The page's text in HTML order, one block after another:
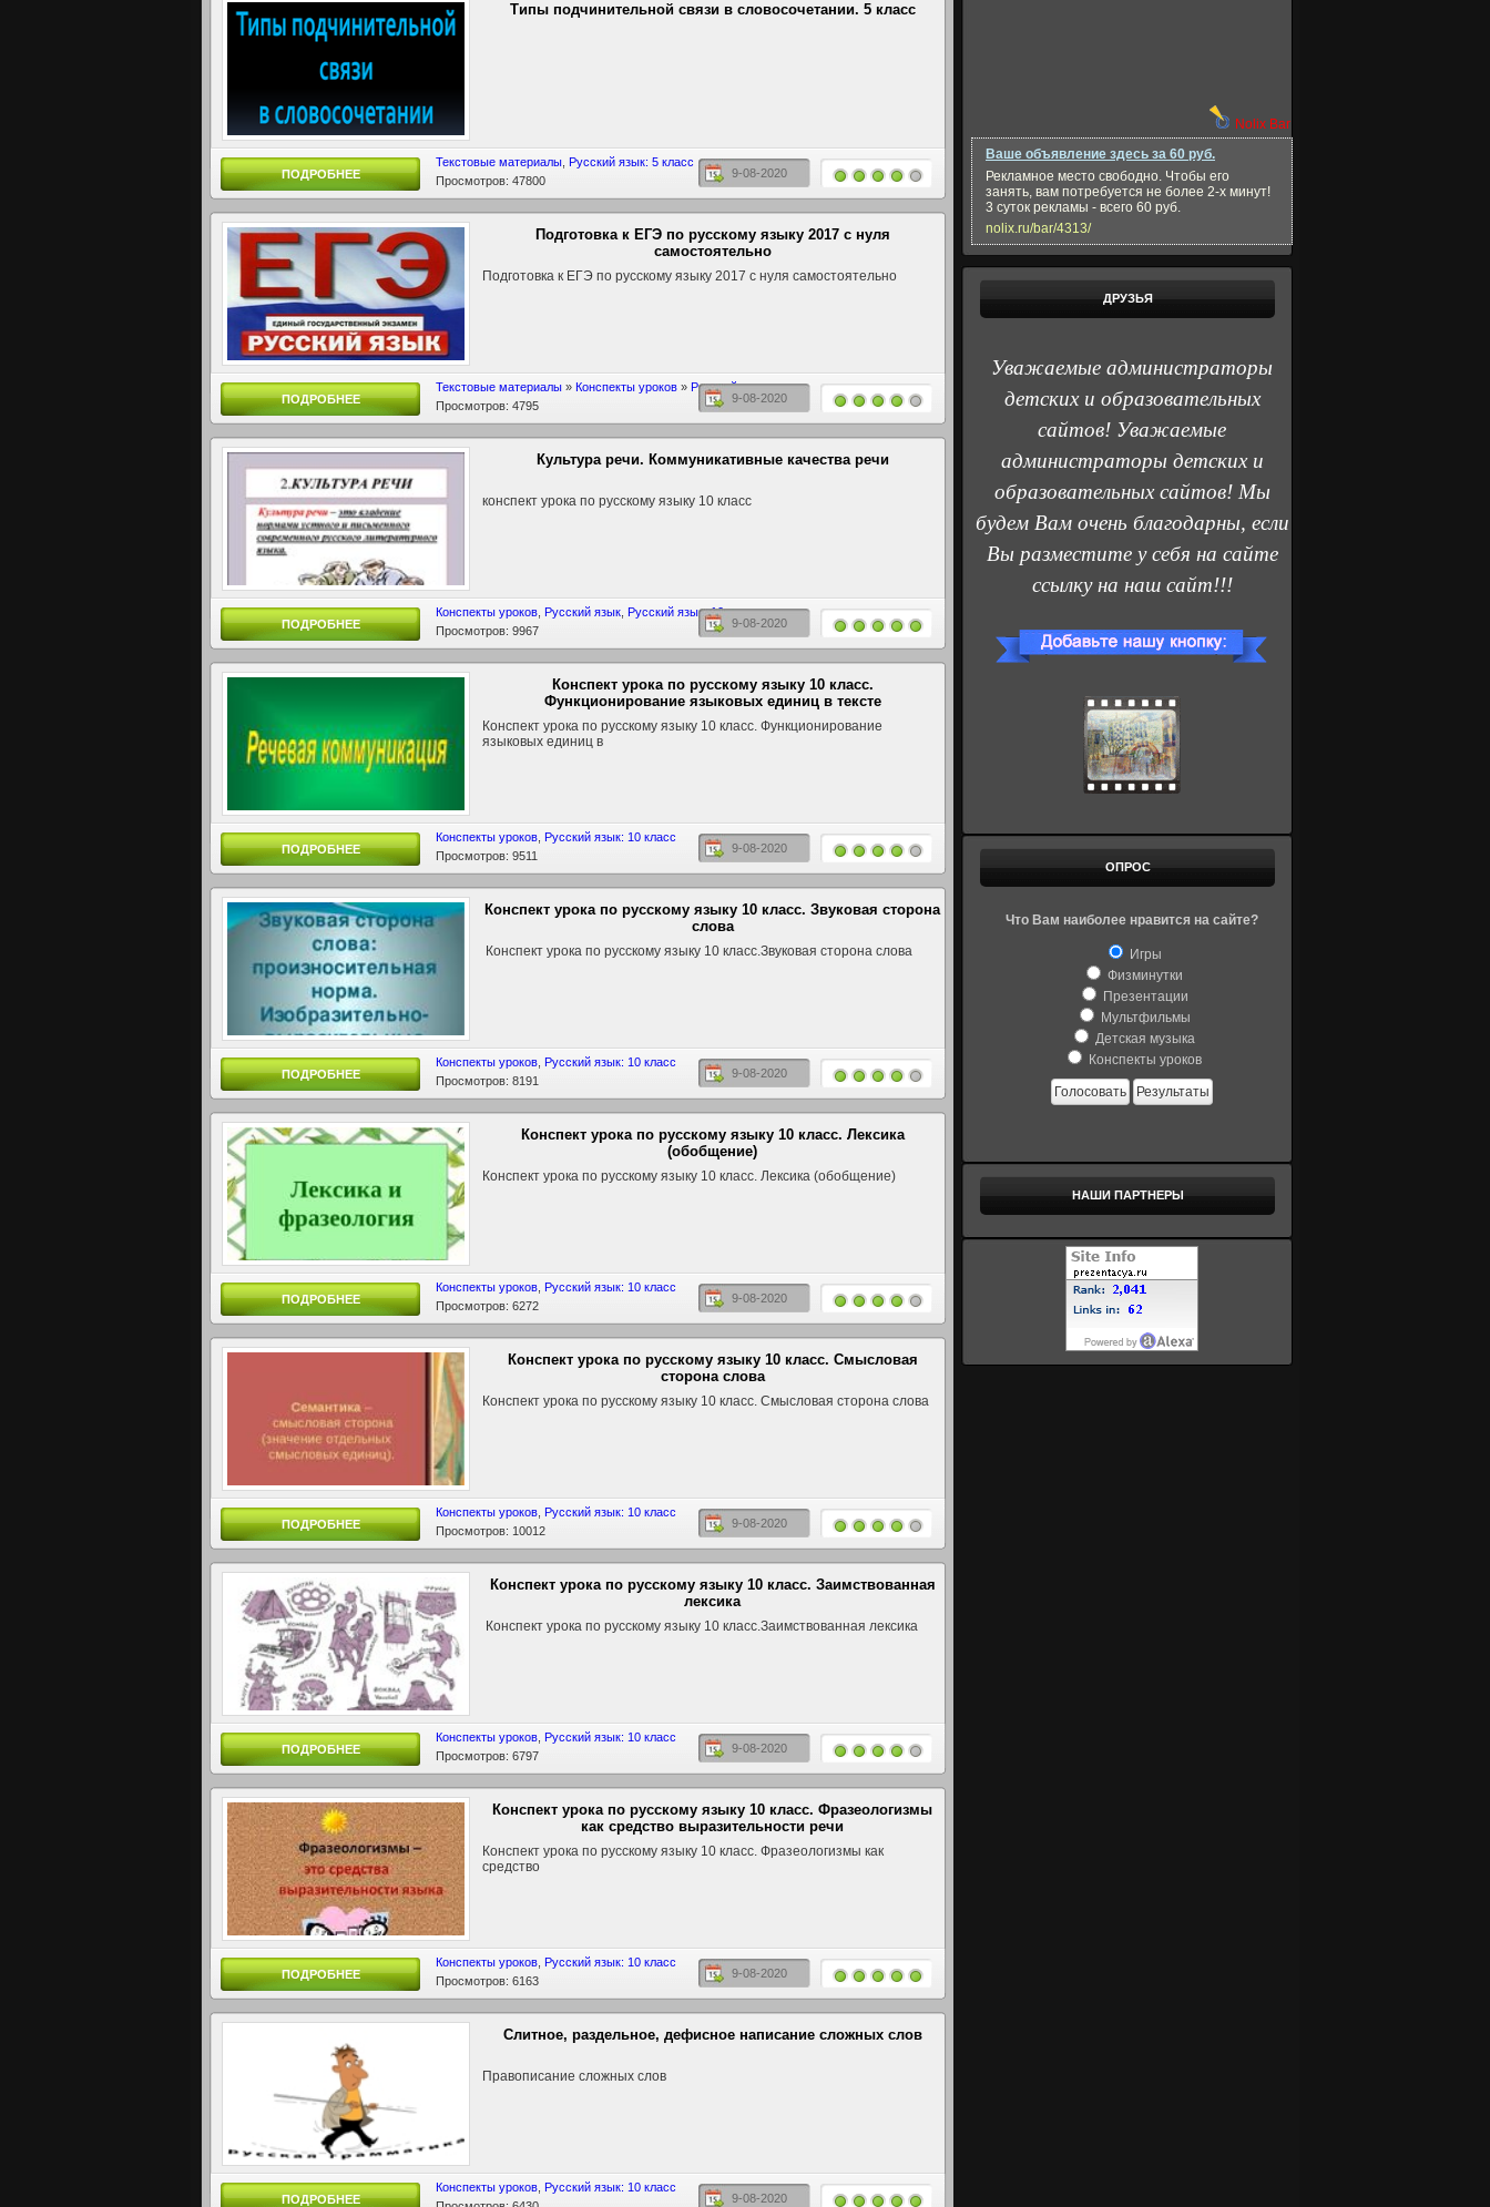
Типы подчинительной связи в словосочетании. 5 класс
ПОДРОБНЕЕ
Текстовые материалы Русский язык: 5 класс
Просмотров: 47800
9-08-2020
Подготовка к ЕГЭ по русскому языку 2017 с нуля
самостоятельно
Подготовка к ЕГЭ по русскому языку 2017 с нуля самостоятельно
ПОДРОБНЕЕ
Текстовые материалы » Конспекты уроков » Русский язык
Просмотров: 4795
9-08-2020
Культура речи. Коммуникативные качества речи
конспект урока по русскому языку 10 класс
ПОДРОБНЕЕ
Конспекты уроков Русский язык Русский язык: 10 класс
Просмотров: 9967
9-08-2020
Конспект урока по русскому языку 10 класс.
Функционирование языковых единиц в тексте
Конспект урока по русскому языку 10 класс. Функционирование
языковых единиц в
ПОДРОБНЕЕ
Конспекты уроков Русский язык: 10 класс
Просмотров: 9511
9-08-2020
Конспект урока по русскому языку 10 класс. Звуковая сторона
слова
Конспект урока по русскому языку 10 класс.Звуковая сторона слова
ПОДРОБНЕЕ
Конспекты уроков Русский язык: 10 класс
Просмотров: 8191
9-08-2020
Конспект урока по русскому языку 10 класс. Лексика
(обобщение)
Конспект урока по русскому языку 10 класс. Лексика (обобщение)
ПОДРОБНЕЕ
Конспекты уроков Русский язык: 10 класс
Просмотров: 6272
9-08-2020
Конспект урока по русскому языку 10 класс. Смысловая
сторона слова
Конспект урока по русскому языку 10 класс. Смысловая сторона слова
ПОДРОБНЕЕ
Конспекты уроков Русский язык: 10 класс
Просмотров: 10012
9-08-2020
Конспект урока по русскому языку 10 класс. Заимствованная
лексика
Конспект урока по русскому языку 10 класс.Заимствованная лексика
ПОДРОБНЕЕ
Конспекты уроков Русский язык: 10 класс
Просмотров: 6797
9-08-2020
Конспект урока по русскому языку 10 класс. Фразеологизмы
как средство выразительности речи
Конспект урока по русскому языку 10 класс. Фразеологизмы как
средство
ПОДРОБНЕЕ
Конспекты уроков Русский язык: 10 класс
Просмотров: 6163
9-08-2020
Слитное, раздельное, дефисное написание сложных слов
Правописание сложных слов
ПОДРОБНЕЕ
Конспекты уроков Русский язык: 10 класс
9-08-2020
Nolix Bar
Ваше объявление здесь за 60 руб.
Рекламное место свободно. Чтобы его
занять, вам потребуется не более 2-х минут!
3 суток рекламы - всего 60 руб.
nolix.ru/bar/4313/
ДРУЗЬЯ
Уважаемые администраторы
детских и образовательных
сайтов! Уважаемые
администраторы детских и
образовательных сайтов! Мы
будем Вам очень благодарны, если
Вы разместите у себя на сайте
ссылку на наш сайт!!!
ОПРОС
Что Вам наиболее нравится на сайте?
Игры
Физминутки
Презентации
Мультфильмы
Детская музыка
Конспекты уроков
Голосовать Результаты
НАШИ ПАРТНЕРЫ